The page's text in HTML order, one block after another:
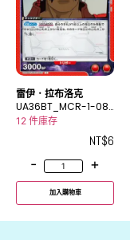
雷伊．拉布洛克
UA36BT_MCR-1-08
7C
12 件庫存
NT$6
-
+
加入購物車